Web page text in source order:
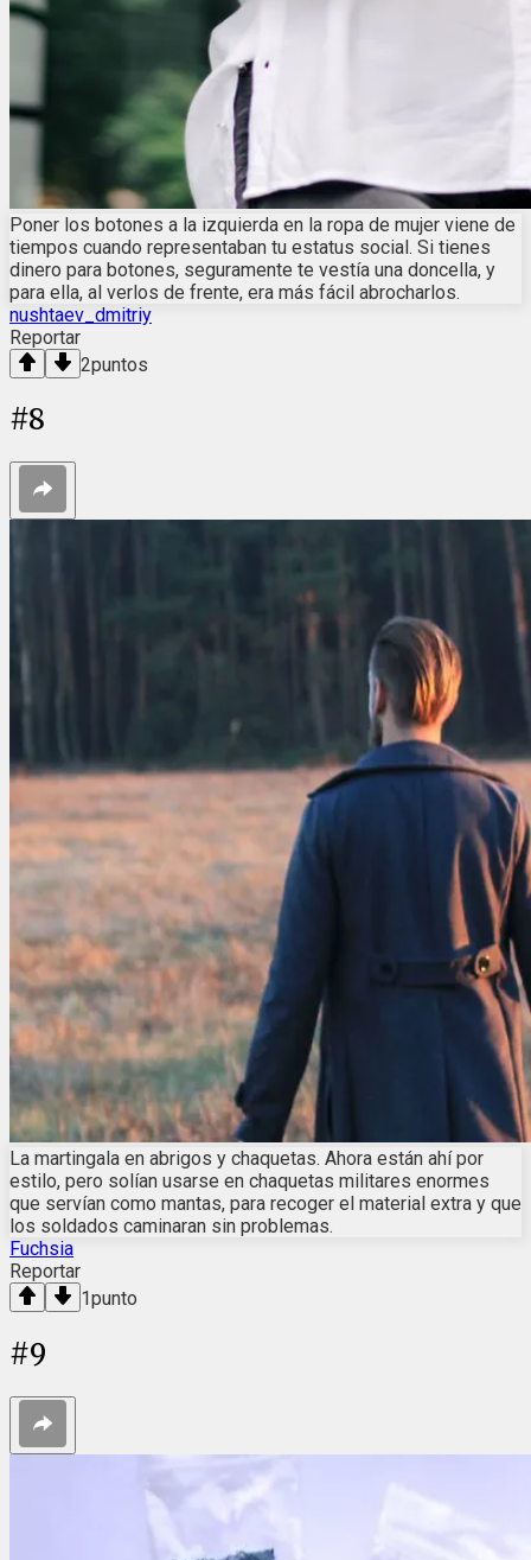
Poner los botones a la izquierda en la ropa de mujer viene de
tiempos cuando representaban tu estatus social. Si tienes
dinero para botones, seguramente te vestía una doncella, y
para ella, al verlos de frente, era más fácil abrocharlos.
nushtaev_dmitriy
Reportar
2puntos
#8
La martingala en abrigos y chaquetas. Ahora están ahí por
estilo, pero solían usarse en chaquetas militares enormes
que servían como mantas, para recoger el material extra y que
los soldados caminaran sin problemas.
Fuchsia
Reportar
1punto
#9